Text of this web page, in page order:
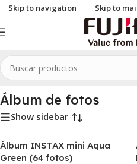
Skip to navigation Skip to
Inicio/INSTAX/Accesorios INSTAX
Álbum de fotos
Show sidebar
Álbum INSTAX mini Aqua
Green (64 fotos)